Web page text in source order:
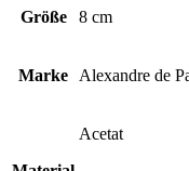
Größe 8 cm
Marke Alexandre de
Acetat